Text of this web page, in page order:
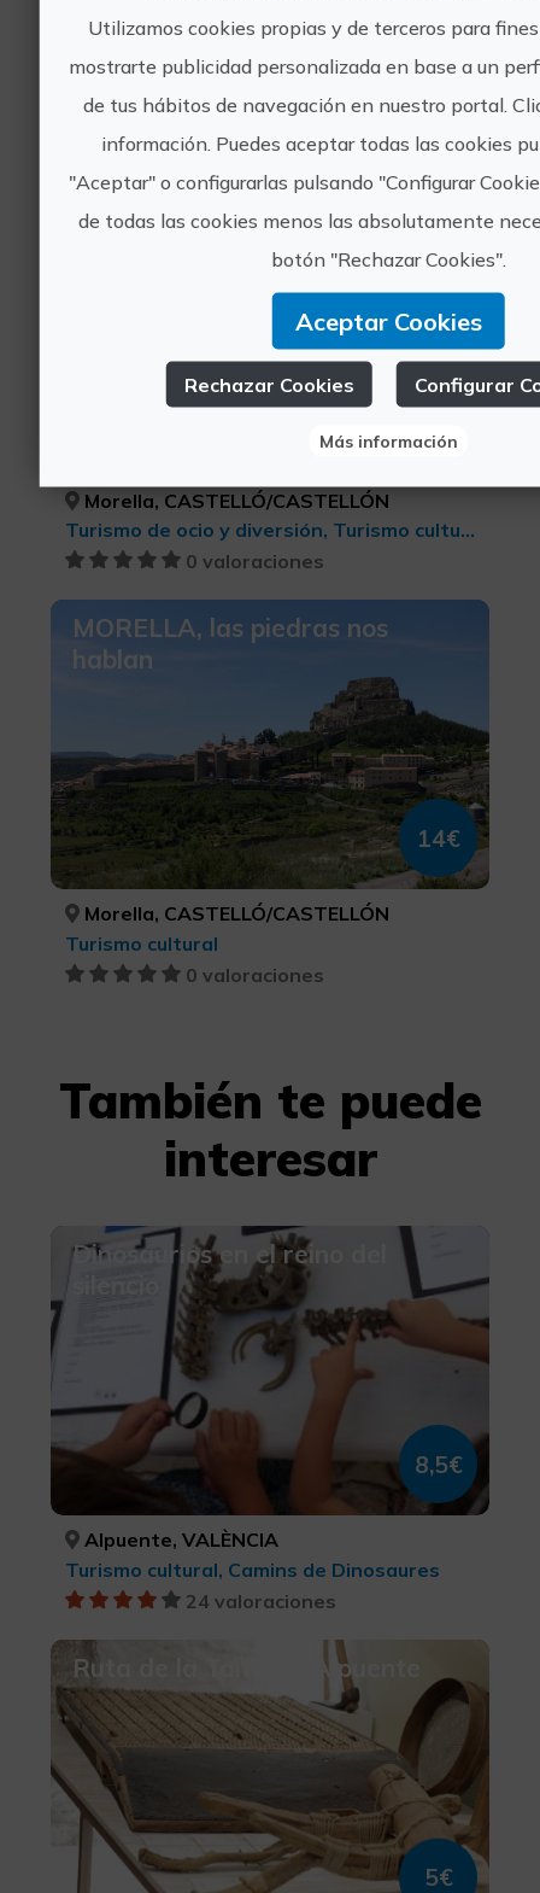
Turismo de ocio y diversión
0 valoraciones
Escape Room Exterior de Magia
Morella, CASTELLÓ/CASTELLÓN
Turismo de ocio y diversión, Turismo cultural
0 valoraciones
MORELLA, las piedras nos
hablan
14€
Morella, CASTELLÓ/CASTELLÓN
Turismo cultural
0 valoraciones
También te puede
interesar
Dinosaurios en el reino del
8,5€
Alpuente, VALÈNCIA
Turismo cultural, Camins de Dinosaures
24 valoraciones
Ruta de la Taifa de Alpuente
5€
Utilizamos cookies propias y de terceros para
mostrarte publicidad personalizada en base a un
de tus hábitos de navegación en nuestro portal.
información. Puedes aceptar todas las cookies
"Aceptar" o configurarlas pulsando "Configurar
de todas las cookies menos las absolutamente
botón "Rechazar Cookies".
Aceptar Cookies
Rechazar Cookies Configurar
Más información